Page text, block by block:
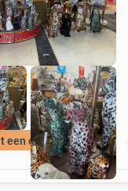
een collectie